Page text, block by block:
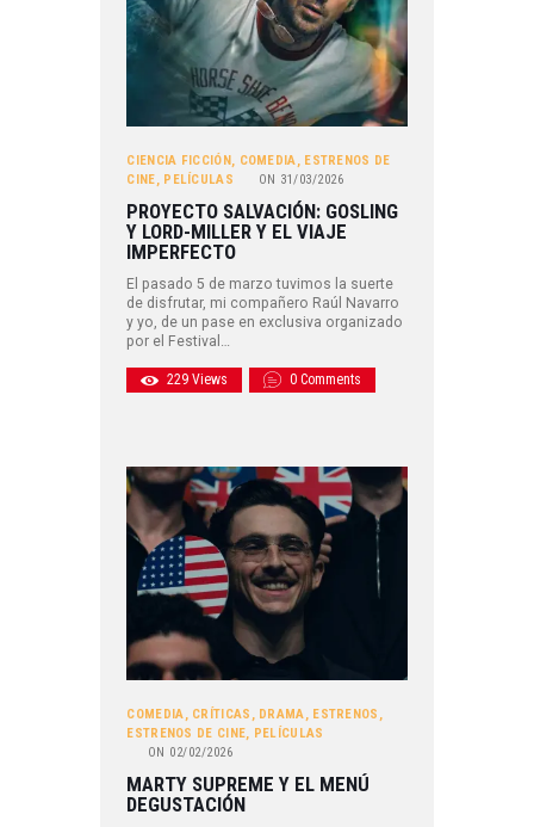
CIENCIA FICCIÓN, COMEDIA, ESTRENOS DE
CINE, PELÍCULAS ON 31/03/2026
PROYECTO SALVACIÓN: GOSLING
Y LORD-MILLER Y EL VIAJE
IMPERFECTO
El pasado 5 de marzo tuvimos la suerte
de disfrutar, mi compañero Raúl Navarro
y yo, de un pase en exclusiva organizado
por el Festival…
229 Views 0 Comments
COMEDIA, CRÍTICAS , DRAMA, ESTRENOS ,
ESTRENOS DE CINE, PELÍCULAS
ON 02/02/2026
MARTY SUPREME Y EL MENÚ
DEGUSTACIÓN